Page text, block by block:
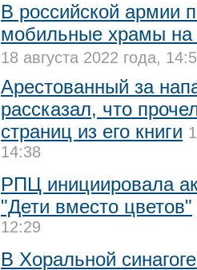
В российской армии
мобильные храмы на
18 августа 2022 года,
Арестованный за
рассказал, что
страниц из его книги
14:38
РПЦ инициировала
"Дети вместо цветов"
12:29
В Хоральной